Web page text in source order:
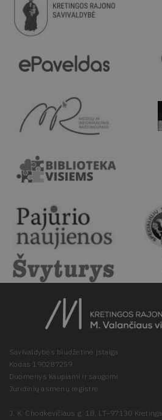
Savivaldybės biudžetinė įstaiga
Kodas 190287259
Duomenys kaupiami ir saugomi
Juridinių asmenų registre
J. K. Chodkevičiaus g. 1B, LT–97130 Kretinga